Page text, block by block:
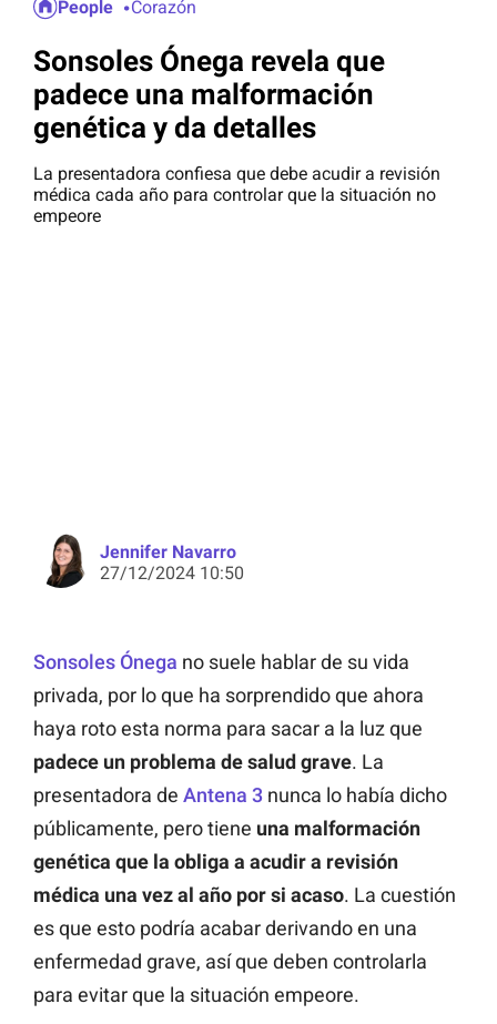
People Corazón
Sonsoles Ónega revela que
padece una malformación
genética y da detalles
La presentadora confiesa que debe acudir a revisión
médica cada año para controlar que la situación no
empeore
Jennifer Navarro
27/12/2024 10:50
Sonsoles Ónega no suele hablar de su vida
privada, por lo que ha sorprendido que ahora
haya roto esta norma para sacar a la luz que
padece un problema de salud grave. La
presentadora de Antena 3 nunca lo había dicho
públicamente, pero tiene una malformación
genética que la obliga a acudir a revisión
médica una vez al año por si acaso. La cuestión
es que esto podría acabar derivando en una
enfermedad grave, así que deben controlarla
para evitar que la situación empeore.